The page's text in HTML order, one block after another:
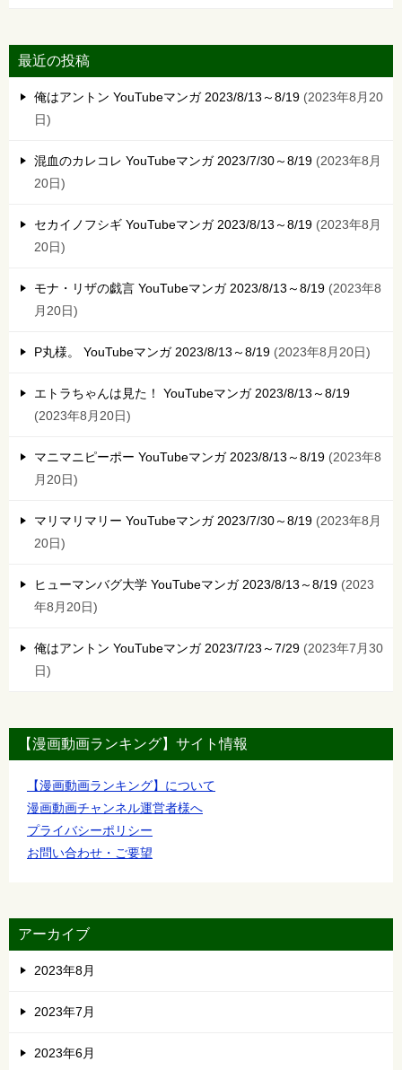
最近の投稿
俺はアントン YouTubeマンガ 2023/8/13～8/19 2023年8月20
日
混血のカレコレ YouTubeマンガ 2023/7/30～8/19 2023年8月
20日
セカイノフシギ YouTubeマンガ 2023/8/13～8/19 2023年8月
20日
モナ・リザの戯言 YouTubeマンガ 2023/8/13～8/19 2023年8
月20日
P丸様。 YouTubeマンガ 2023/8/13～8/19 2023年8月20日
エトラちゃんは見た！ YouTubeマンガ 2023/8/13～8/19
2023年8月20日
マニマニピーポー YouTubeマンガ 2023/8/13～8/19 2023年8
月20日
マリマリマリー YouTubeマンガ 2023/7/30～8/19 2023年8月
20日
ヒューマンバグ大学 YouTubeマンガ 2023/8/13～8/19 2023
年8月20日
俺はアントン YouTubeマンガ 2023/7/23～7/29 2023年7月30
日
【漫画動画ランキング】サイト情報
【漫画動画ランキング】について
漫画動画チャンネル運営者様へ
プライバシーポリシー
お問い合わせ・ご要望
アーカイブ
2023年8月
2023年7月
2023年6月